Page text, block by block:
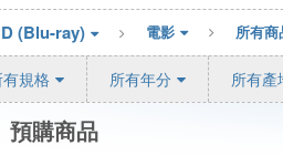
伦
(Blu-ray) 電影 所有商
有規格 所有年分 所有產
預購商品